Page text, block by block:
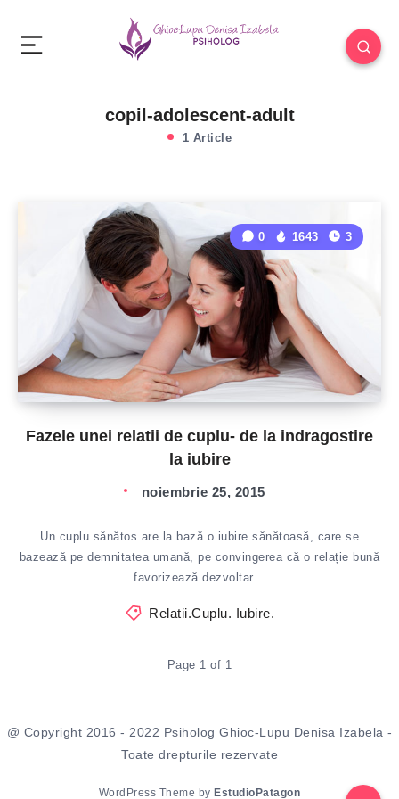
copil-adolescent-adult
1 Article
Fazele unei relatii de cuplu- de la indragostire
la iubire
0 1643 3
noiembrie 25, 2015
Un cuplu sănătos are la bază o iubire sănătoasă, care se
bazează pe demnitatea umană, pe convingerea că o relație bună
favorizează dezvoltar…
Relatii.Cuplu. Iubire.
Page 1 of 1
@ Copyright 2016 - 2022 Psiholog Ghioc-Lupu Denisa Izabela -
Toate drepturile rezervate
WordPress Theme byEstudioPatagon